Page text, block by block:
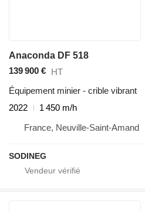
Anaconda DF 518
139 900 € HT
Équipement minier - crible vibrant
2022
1 450 m/h
France, Neuville-Saint-Amand
SODINEG